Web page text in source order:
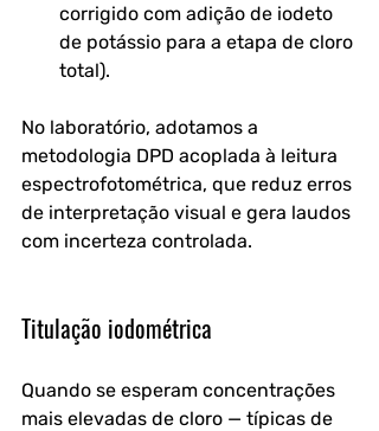
corrigido com adição de iodeto
de potássio para a etapa de cloro
total).
No laboratório, adotamos a
metodologia DPD acoplada à leitura
espectrofotométrica, que reduz erros
de interpretação visual e gera laudos
com incerteza controlada.
Titulação iodométrica
Quando se esperam concentrações
mais elevadas de cloro — típicas de